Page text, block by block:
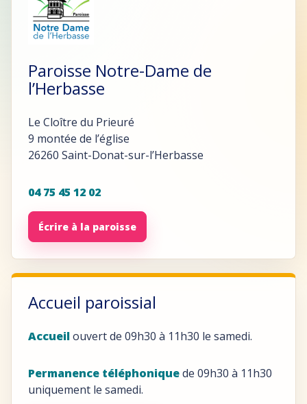
Paroisse Notre-Dame de
l’Herbasse
Le Cloître du Prieuré
9 montée de l’église
26260 Saint-Donat-sur-l’Herbasse
04 75 45 12 02
Écrire à la paroisse
Accueil paroissial
Accueilouvert de 09h30 à 11h30 le samedi.
Permanence téléphoniquede 09h30 à 11h30
uniquement le samedi.